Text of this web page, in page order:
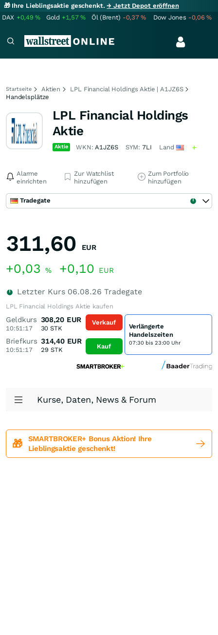
🎁 Ihre Lieblingsaktie geschenkt.→ Jetzt Depot eröffnen
DAX +0,49% Gold +1,57% Öl (Brent) -0,37% Dow Jones -0,06%
Startseite Aktien
LPL Financial Holdings Aktie | A1JZ6S
Handelsplätze
LPL Financial Holdings
Aktie
Aktie WKN:A1JZ6S SYM: 7LI Land
Alarme
einrichten
Zur Watchlist
hinzufügen
Zum Portfolio
hinzufügen
Tradegate
311,60 EUR
+0,03 % +0,10 EUR
Letzter Kurs 06.08.26 Tradegate
LPL Financial Holdings Aktie kaufen
Geldkurs
10:51:17
308,20 EUR
30 STK
Briefkurs
10:51:17
314,40 EUR
29 STK
Verkauf
Kauf
Verlängerte
Handelszeiten
07:30 bis 23:00 Uhr
Kurse, Daten, News & Forum
🎁
SMARTBROKER+ Bonus Aktion! Ihre
Lieblingsaktie geschenkt!